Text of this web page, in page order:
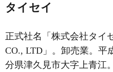
タイセイ
正式社名「株式会社タイ
CO., LTD」。卸売業。平
分県津久見市大字上青江